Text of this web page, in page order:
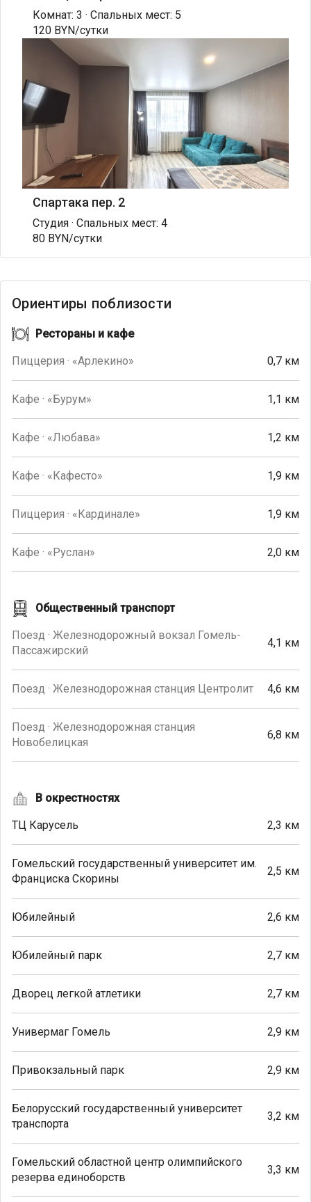
Комнат: 3 · Спальных мест: 5
120 BYN/сутки
Спартака пер. 2
Студия · Спальных мест: 4
80 BYN/сутки
Ориентиры поблизости
Рестораны и кафе
Пиццерия · «Арлекино» 0,7 км
Кафе · «Бурум» 1,1 км
Кафе · «Любава» 1,2 км
Кафе · «Кафесто» 1,9 км
Пиццерия · «Кардинале» 1,9 км
Кафе · «Руслан» 2,0 км
Общественный транспорт
Поезд · Железнодорожный вокзал Гомель-
Пассажирский
4,1 км
Поезд · Железнодорожная станция Центролит 4,6 км
Поезд · Железнодорожная станция
Новобелицкая
6,8 км
В окрестностях
ТЦ Карусель 2,3 км
Гомельский государственный университет им.
Франциска Скорины
2,5 км
Юбилейный 2,6 км
Юбилейный парк 2,7 км
Дворец легкой атлетики 2,7 км
Универмаг Гомель 2,9 км
Привокзальный парк 2,9 км
Белорусский государственный университет
транспорта
3,2 км
Гомельский областной центр олимпийского
резерва единоборств
3,3 км